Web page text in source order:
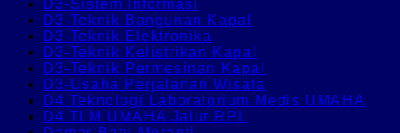
D3-Sistem Informasi
D3-Teknik Bangunan Kapal
D3-Teknik Elektronika
D3-Teknik Kelistrikan Kapal
D3-Teknik Permesinan Kapal
D3-Usaha Perjalanan Wisata
D4 Teknologi Laboratorium Medis UMAHA
D4 TLM UMAHA Jalur RPL